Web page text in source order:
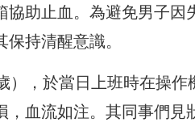
協助止血。為避免男子因
持清醒意識。
），於當日上班時在操作
血流如注。其同事們見